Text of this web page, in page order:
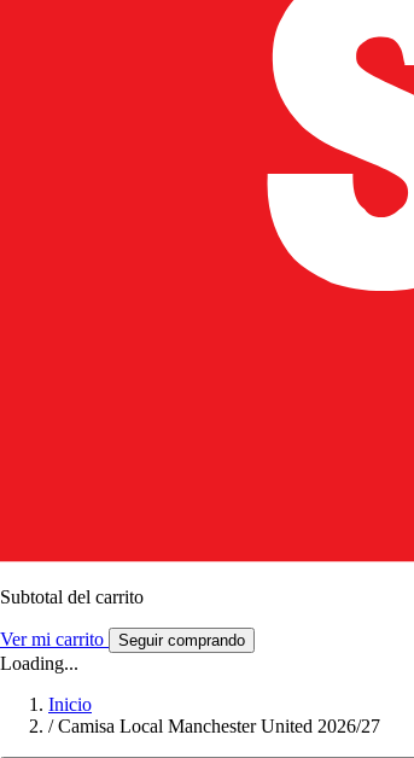
Subtotal del carrito
Ver mi carrito Seguir comprando
Loading...
Inicio
/ Camisa Local Manchester United 2026/27